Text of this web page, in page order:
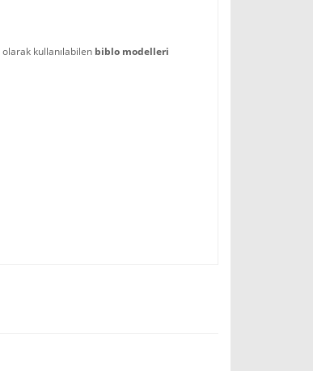
olarak kullanılabilen biblo modelleri